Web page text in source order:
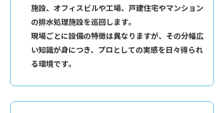
施設、オフィスビルや工場、戸建住宅やマンション
の排水処理施設を巡回します。
現場ごとに設備の特徴は異なりますが、その分幅広
い知識が身につき、プロとしての実感を日々得られ
る環境です。